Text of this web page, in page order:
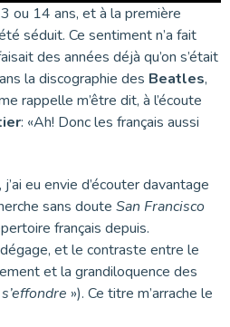
ou 14 ans, et à la première
séduit. Ce sentiment n’a fait
des années déjà qu’on s’était
la discographie des Beatles,
rappelle m’être dit, à l’écoute
: «Ah! Donc les français aussi
eu envie d’écouter davantage
sans doute San Francisco
français depuis.
dégage, et le contraste entre le
et la grandiloquence des
»). Ce titre m’arrache le